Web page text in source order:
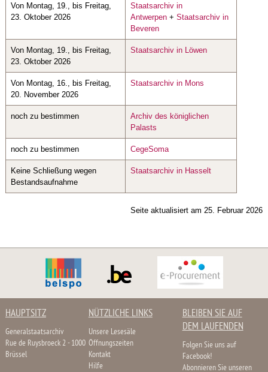
Von Montag, 19., bis Freitag,
23. Oktober 2026
Staatsarchiv in
Antwerpen+ Staatsarchiv in
Beveren
Von Montag, 19., bis Freitag,
23. Oktober 2026
Staatsarchiv in Löwen
Von Montag, 16., bis Freitag,
20. November 2026
Staatsarchiv in Mons
noch zu bestimmen
Archiv des königlichen
Palasts
noch zu bestimmen CegeSoma
Keine Schließung wegen
Bestandsaufnahme
Staatsarchiv in Hasselt
Seite aktualisiert am 25. Februar 2026
HAUPTSITZ
Generalstaatsarchiv
Rue de Ruysbroeck 2 - 1000
Brüssel
NÜTZLICHE LINKS
Unsere Lesesäle
Öffnungszeiten
Kontakt
Hilfe
BLEIBEN SIE AUF
DEM LAUFENDEN
Folgen Sie uns auf
Facebook!
Abonnieren Sie unseren